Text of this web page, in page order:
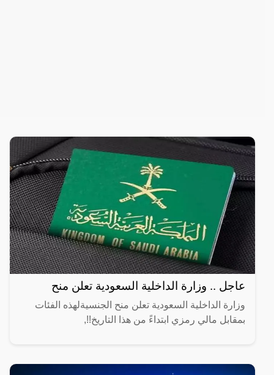
عاجل .. وزارة الداخلية السعودية تعلن منح
وزارة الداخلية السعودية تعلن منح الجنسيةلهذه الفئات
بمقابل مالي رمزي ابتداءً من هذا التاريخ!!,